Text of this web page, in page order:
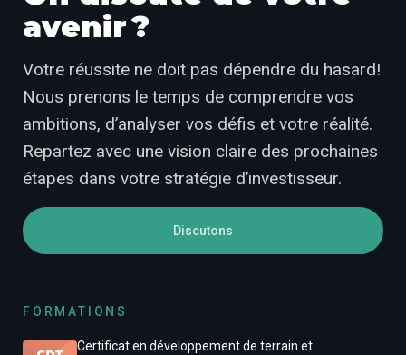
avenir ?
Votre réussite ne doit pas dépendre du hasard!
Nous prenons le temps de comprendre vos
ambitions, d’analyser vos défis et votre réalité.
Repartez avec une vision claire des prochaines
étapes dans votre stratégie d’investisseur.
Discutons
FORMATIONS
Certificat en développement de terrain et